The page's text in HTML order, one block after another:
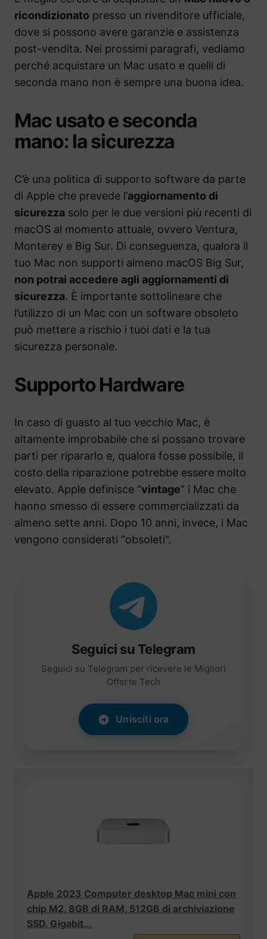
ricondizionato presso un rivenditore ufficiale,
dove si possono avere garanzie e assistenza
post-vendita. Nei prossimi paragrafi, vediamo
perché acquistare un Mac usato e quelli di
seconda mano non è sempre una buona idea.
Mac usato e seconda
mano: la sicurezza
C’è una politica di supporto software da parte
di Apple che prevede l’aggiornamento di
sicurezza solo per le due versioni più recenti di
macOS al momento attuale, ovvero Ventura,
Monterey e Big Sur. Di conseguenza, qualora il
tuo Mac non supporti almeno macOS Big Sur,
non potrai accedere agli aggiornamenti di
sicurezza. È importante sottolineare che
l’utilizzo di un Mac con un software obsoleto
può mettere a rischio i tuoi dati e la tua
sicurezza personale.
Supporto Hardware
In caso di guasto al tuo vecchio Mac, è
altamente improbabile che si possano trovare
parti per ripararlo e, qualora fosse possibile, il
costo della riparazione potrebbe essere molto
elevato. Apple definisce “vintage” i Mac che
hanno smesso di essere commercializzati da
almeno sette anni. Dopo 10 anni, invece, i Mac
vengono considerati “obsoleti”.
Seguici su Telegram
Seguici su Telegram per ricevere le Migliori
Offerte Tech
Unisciti ora
Apple 2023 Computer desktop Mac mini con
chip M2, 8GB di RAM, 512GB di archiviazione
SSD, Gigabit...